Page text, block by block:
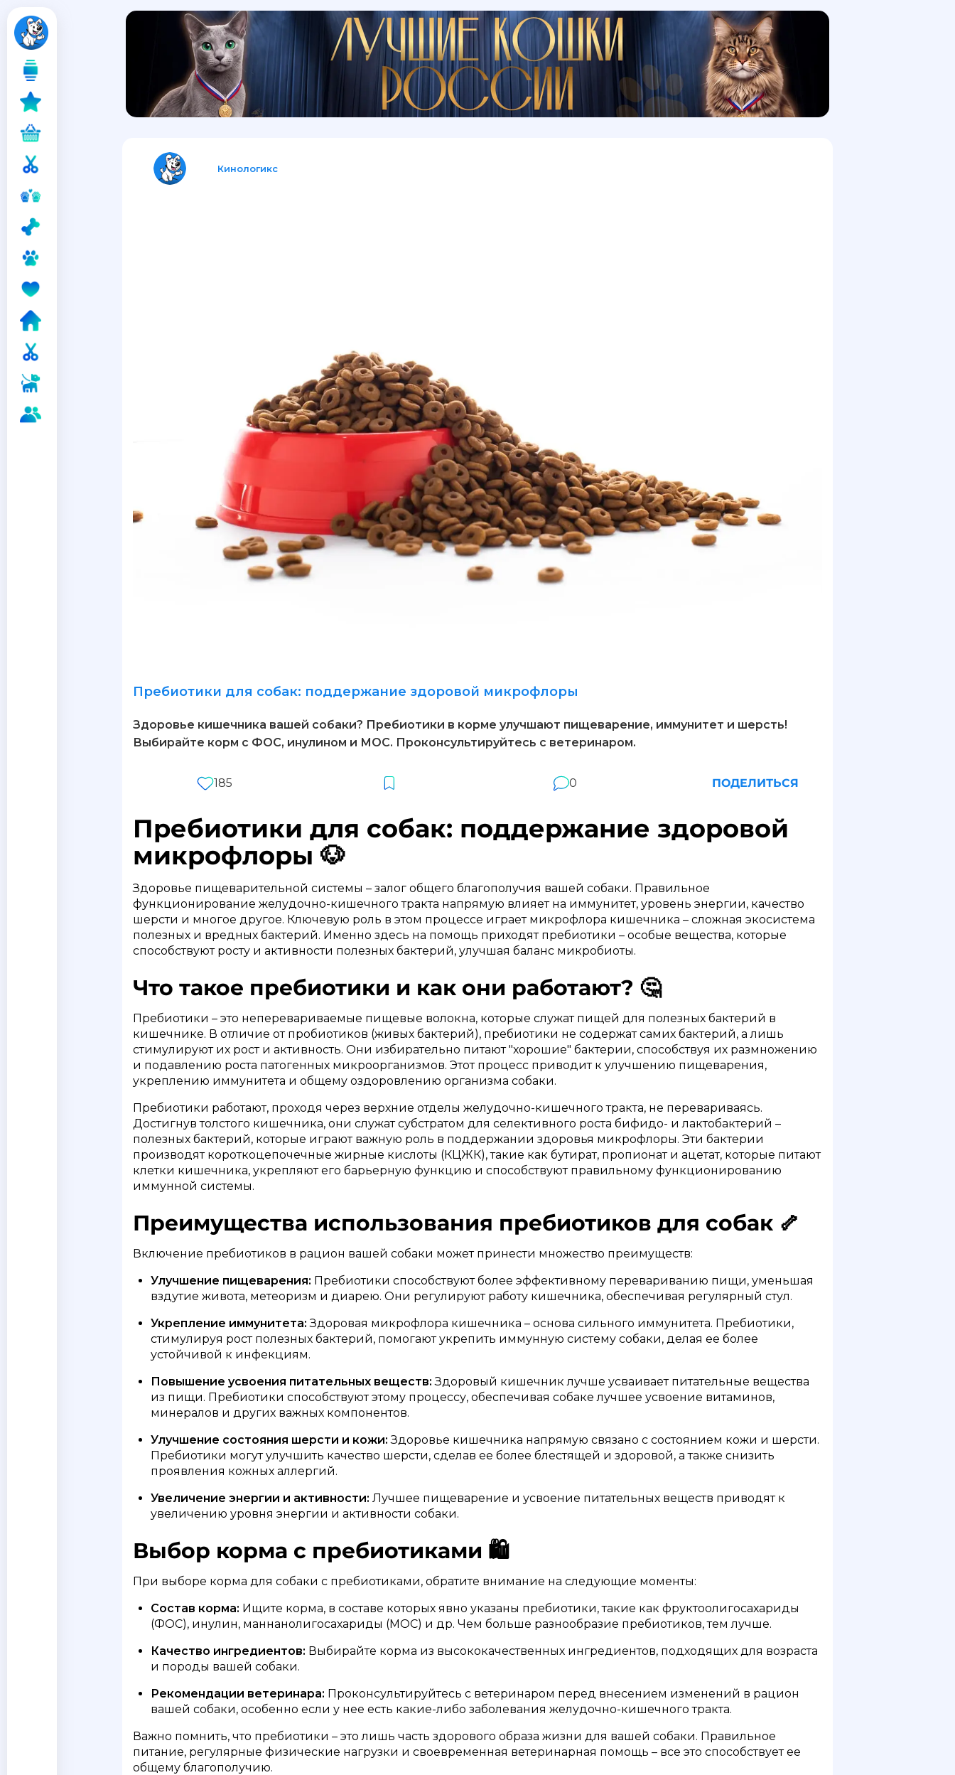
Кинологикс
Пребиотики для собак: поддержание здоровой микрофлоры
Здоровье кишечника вашей собаки? Пребиотики в корме улучшают пищеварение, иммунитет и шерсть!
Выбирайте корм с ФОС, инулином и МОС. Проконсультируйтесь с ветеринаром.
185 0 ПОДЕЛИТЬСЯ
Пребиотики для собак: поддержание здоровой
микрофлоры 🐶
Здоровье пищеварительной системы – залог общего благополучия вашей собаки. Правильное
функционирование желудочно-кишечного тракта напрямую влияет на иммунитет, уровень энергии, качество
шерсти и многое другое. Ключевую роль в этом процессе играет микрофлора кишечника – сложная экосистема
полезных и вредных бактерий. Именно здесь на помощь приходят пребиотики – особые вещества, которые
способствуют росту и активности полезных бактерий, улучшая баланс микробиоты.
Что такое пребиотики и как они работают? 🤔
Пребиотики – это неперевариваемые пищевые волокна, которые служат пищей для полезных бактерий в
кишечнике. В отличие от пробиотиков (живых бактерий), пребиотики не содержат самих бактерий, а лишь
стимулируют их рост и активность. Они избирательно питают "хорошие" бактерии, способствуя их размножению
и подавлению роста патогенных микроорганизмов. Этот процесс приводит к улучшению пищеварения,
укреплению иммунитета и общему оздоровлению организма собаки.
Пребиотики работают, проходя через верхние отделы желудочно-кишечного тракта, не перевариваясь.
Достигнув толстого кишечника, они служат субстратом для селективного роста бифидо- и лактобактерий –
полезных бактерий, которые играют важную роль в поддержании здоровья микрофлоры. Эти бактерии
производят короткоцепочечные жирные кислоты (КЦЖК), такие как бутират, пропионат и ацетат, которые питают
клетки кишечника, укрепляют его барьерную функцию и способствуют правильному функционированию
иммунной системы.
Преимущества использования пребиотиков для собак 🦴
Включение пребиотиков в рацион вашей собаки может принести множество преимуществ:
Улучшение пищеварения: Пребиотики способствуют более эффективному перевариванию пищи, уменьшая
вздутие живота, метеоризм и диарею. Они регулируют работу кишечника, обеспечивая регулярный стул.
Укрепление иммунитета: Здоровая микрофлора кишечника – основа сильного иммунитета. Пребиотики,
стимулируя рост полезных бактерий, помогают укрепить иммунную систему собаки, делая ее более
устойчивой к инфекциям.
Повышение усвоения питательных веществ: Здоровый кишечник лучше усваивает питательные вещества
из пищи. Пребиотики способствуют этому процессу, обеспечивая собаке лучшее усвоение витаминов,
минералов и других важных компонентов.
Улучшение состояния шерсти и кожи: Здоровье кишечника напрямую связано с состоянием кожи и шерсти.
Пребиотики могут улучшить качество шерсти, сделав ее более блестящей и здоровой, а также снизить
проявления кожных аллергий.
Увеличение энергии и активности: Лучшее пищеварение и усвоение питательных веществ приводят к
увеличению уровня энергии и активности собаки.
Выбор корма с пребиотиками 🛍️
При выборе корма для собаки с пребиотиками, обратите внимание на следующие моменты:
Состав корма: Ищите корма, в составе которых явно указаны пребиотики, такие как фруктоолигосахариды
(ФОС), инулин, маннанолигосахариды (МОС) и др. Чем больше разнообразие пребиотиков, тем лучше.
Качество ингредиентов: Выбирайте корма из высококачественных ингредиентов, подходящих для возраста
и породы вашей собаки.
Рекомендации ветеринара: Проконсультируйтесь с ветеринаром перед внесением изменений в рацион
вашей собаки, особенно если у нее есть какие-либо заболевания желудочно-кишечного тракта.
Важно помнить, что пребиотики – это лишь часть здорового образа жизни для вашей собаки. Правильное
питание, регулярные физические нагрузки и своевременная ветеринарная помощь – все это способствует ее
общему благополучию.